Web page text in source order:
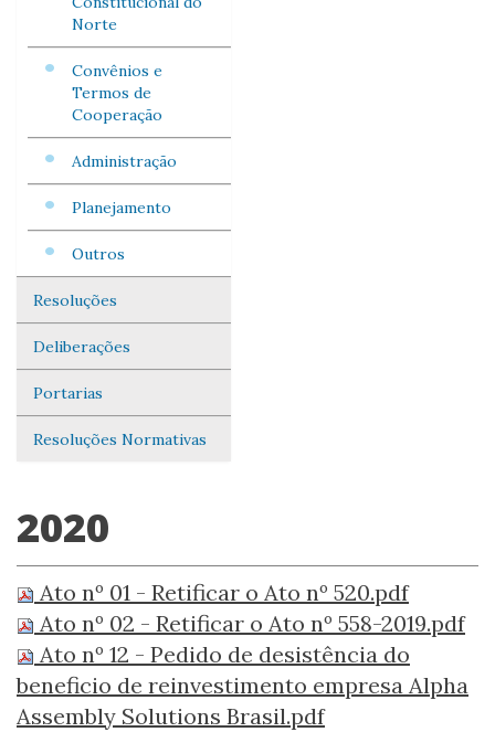
Norte
Convênios e
Termos de
Cooperação
Administração
Planejamento
Outros
Resoluções
Deliberações
Portarias
Resoluções Normativas
2020
Ato nº 01 - Retificar o Ato nº 520.pdf
Ato nº 02 - Retificar o Ato nº 558-2019.pdf
Ato nº 12 - Pedido de desistência do
beneficio de reinvestimento empresa Alpha
Assembly Solutions Brasil.pdf